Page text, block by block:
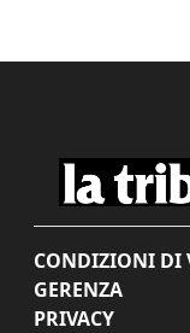
CONDIZIONI DI
GERENZA
PRIVACY